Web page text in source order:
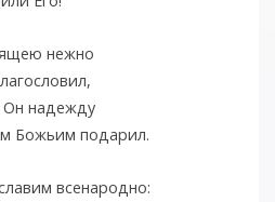
нежно
Он надежду
Божьим подарил.
всенародно: